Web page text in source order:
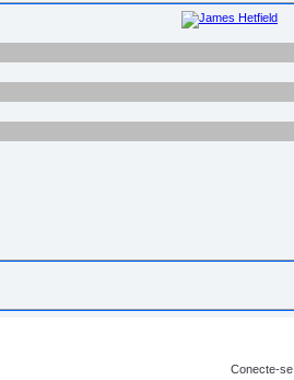
Conecte-se